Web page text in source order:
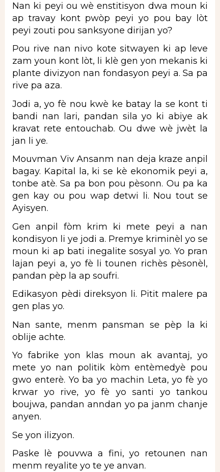
Nan ki peyi ou wè enstitisyon dwa moun ki
ap travay kont pwòp peyi yo pou bay lòt
peyi zouti pou sanksyone dirijan yo?
Pou rive nan nivo kote sitwayen ki ap leve
zam youn kont lòt, li klè gen yon mekanis ki
plante divizyon nan fondasyon peyi a. Sa pa
rive pa aza.
Jodi a, yo fè nou kwè ke batay la se kont ti
bandi nan lari, pandan sila yo ki abiye ak
kravat rete entouchab. Ou dwe wè jwèt la
jan li ye.
Mouvman Viv Ansanm nan deja kraze anpil
bagay. Kapital la, ki se kè ekonomik peyi a,
tonbe atè. Sa pa bon pou pèsonn. Ou pa ka
gen kay ou pou wap detwi li. Nou tout se
Ayisyen.
Gen anpil fòm krim ki mete peyi a nan
kondisyon li ye jodi a. Premye kriminèl yo se
moun ki ap bati inegalite sosyal yo. Yo pran
lajan peyi a, yo fè li tounen richès pèsonèl,
pandan pèp la ap soufri.
Edikasyon pèdi direksyon li. Pitit malere pa
gen plas yo.
Nan sante, menm pansman se pèp la ki
oblije achte.
Yo fabrike yon klas moun ak avantaj, yo
mete yo nan politik kòm entèmedyè pou
gwo enterè. Yo ba yo machin Leta, yo fè yo
krwar yo rive, yo fè yo santi yo tankou
boujwa, pandan anndan yo pa janm chanje
anyen.
Se yon ilizyon.
Paske lè pouvwa a fini, yo retounen nan
menm reyalite yo te ye anvan.